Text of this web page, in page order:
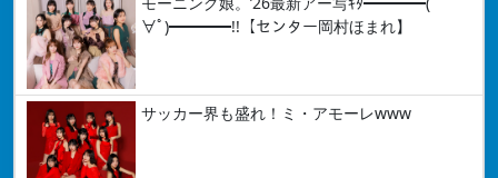
∀ﾟ)━━━━!!【センター岡村ほまれ】
サッカー界も盛れ！ミ・アモーレwww